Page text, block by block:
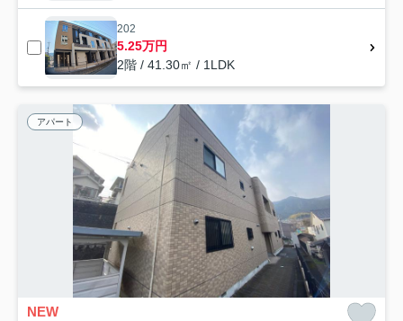
202
5.25万円
2階 / 41.30㎡ / 1LDK
アパート
NEW